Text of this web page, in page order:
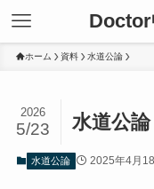
ホーム 資料 水道公論
水道公
2026
5/23
水道公論 2025年4月